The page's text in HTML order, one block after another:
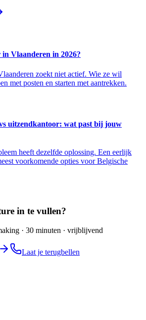
in Vlaanderen in 2026?
zoekt niet actief. Wie ze wil
met posten en starten met aantrekken.
uitzendkantoor: wat past bij jouw
heeft dezelfde oplossing. Een eerlijk
voorkomende opties voor Belgische
in te vullen?
· 30 minuten · vrijblijvend
Laat je terugbellen